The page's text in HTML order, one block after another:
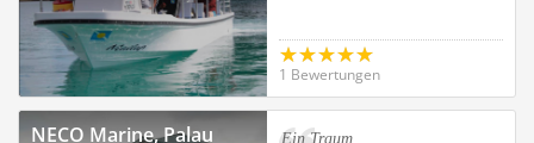
1 Bewertungen
NECO Marine, Palau Ein Traum